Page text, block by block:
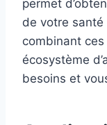
permet
de votre santé
combinant
écosystème
besoins et